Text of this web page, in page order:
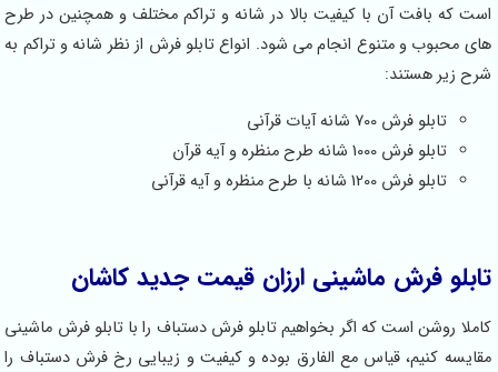
است که بافت آن با کیفیت بالا در شانه و تراکم مختلف و همچنین در طرح
های محبوب و متنوع انجام می شود. انواع تابلو فرش از نظر شانه و تراکم به
شرح زیر هستند:
تابلو فرش 700 شانه آیات قرآنی
تابلو فرش 1000 شانه طرح منظره و آیه قرآن
تابلو فرش 1200 شانه با طرح منظره و آیه قرآنی
تابلو فرش ماشینی ارزان قیمت جدید کاشان
کاملا روشن است که اگر بخواهیم تابلو فرش دستباف را با تابلو فرش ماشینی
مقایسه کنیم، قیاس مع الفارق بوده و کیفیت و زیبایی رخ فرش دستباف را